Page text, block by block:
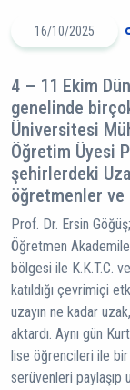
16/10/2025
4 – 11 Ekim
genelinde
Üniversitesi
Öğretim Üyesi
şehirlerdeki
öğretmenler ve
Prof. Dr. Ersin
Öğretmen
bölgesi ile K.K.T.C.
katıldığı çevrimiçi
uzayın ne kadar
aktardı. Aynı gün
lise öğrencileri ile
serüvenleri